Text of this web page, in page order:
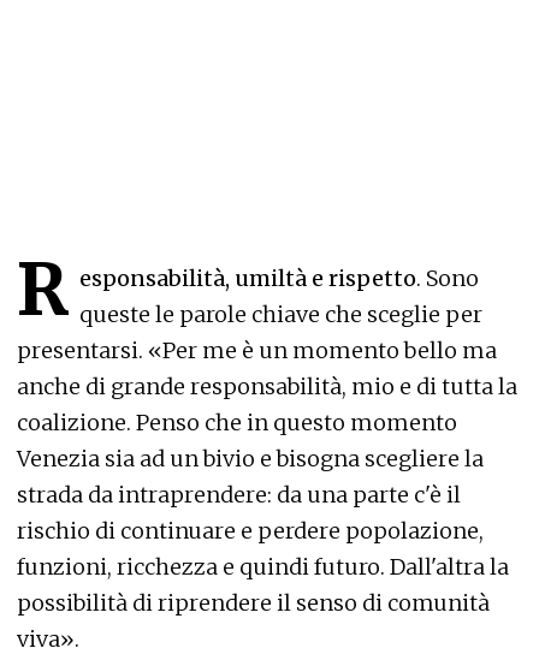
R esponsabilità, umiltà e rispetto. Sono
queste le parole chiave che sceglie per
presentarsi. «Per me è un momento bello ma
anche di grande responsabilità, mio e di tutta la
coalizione. Penso che in questo momento
Venezia sia ad un bivio e bisogna scegliere la
strada da intraprendere: da una parte c'è il
rischio di continuare e perdere popolazione,
funzioni, ricchezza e quindi futuro. Dall'altra la
possibilità di riprendere il senso di comunità
viva».